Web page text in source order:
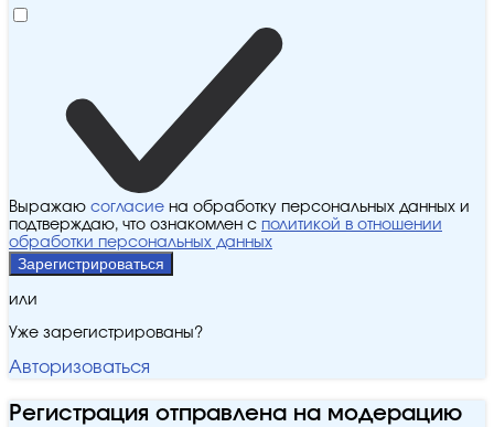
Выражаю согласие на обработку персональных данных и
подтверждаю, что ознакомлен с политикой в отношении
обработки персональных данных
Зарегистрироваться
или
Уже зарегистрированы?
Авторизоваться
Регистрация отправлена на модерацию